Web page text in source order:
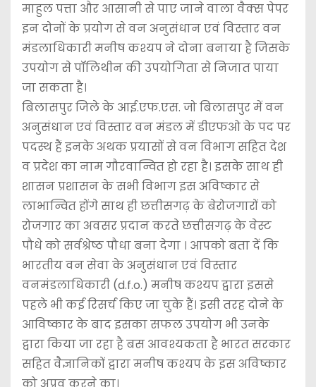
माहुल पत्ता और आसानी से पाए जाने वाला वैक्स पेपर
इन दोनों के प्रयोग से वन अनुसंधान एवं विस्तार वन
मंडलाधिकारी मनीष कश्यप ने दोना बनाया है जिसके
उपयोग से पॉलिथीन की उपयोगिता से निजात पाया
जा सकता है।
बिलासपुर जिले के आई.एफ.एस. जो बिलासपुर में वन
अनुसंधान एवं विस्तार वन मंडल में डीएफओ के पद पर
पदस्थ हैं इनके अथक प्रयासों से वन विभाग सहित देश
व प्रदेश का नाम गौरवान्वित हो रहा है। इसके साथ ही
शासन प्रशासन के सभी विभाग इस अविष्कार से
लाभान्वित होंगे साथ ही छत्तीसगढ़ के बेरोजगारों को
रोजगार का अवसर प्रदान करते छत्तीसगढ़ के वेस्ट
पौधे को सर्वश्रेष्ठ पौधा बना देगा । आपको बता दें कि
भारतीय वन सेवा के अनुसंधान एवं विस्तार
वनमंडलाधिकारी (d.f.o.) मनीष कश्यप द्वारा इससे
पहले भी कई रिसर्च किए जा चुके हैं। इसी तरह दोने के
आविष्कार के बाद इसका सफल उपयोग भी उनके
द्वारा किया जा रहा है बस आवश्यकता है भारत सरकार
सहित वैज्ञानिकों द्वारा मनीष कश्यप के इस अविष्कार